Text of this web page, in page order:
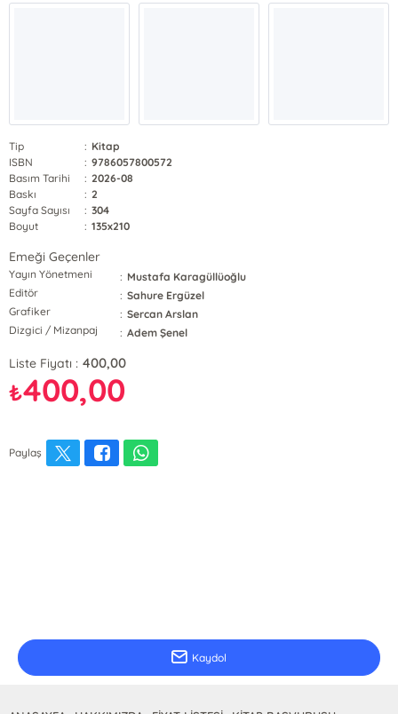
Tip : Kitap
ISBN
: 9786057800572
Basım Tarihi
: 2026-08
Baskı
: 2
Sayfa Sayısı
: 304
Boyut
: 135x210
Emeği Geçenler
Yayın Yönetmeni : Mustafa Karagüllüoğlu
Editör
: Sahure Ergüzel
Grafiker
: Sercan Arslan
Dizgici / Mizanpaj
: Adem Şenel
Liste Fiyatı : 400,00
₺400,00
Paylaş
Kaydol